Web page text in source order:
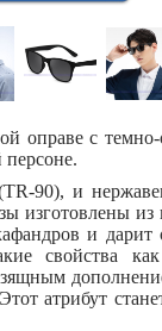
оправе с
90), и
изготовлены из
и
свойства как
атрибут